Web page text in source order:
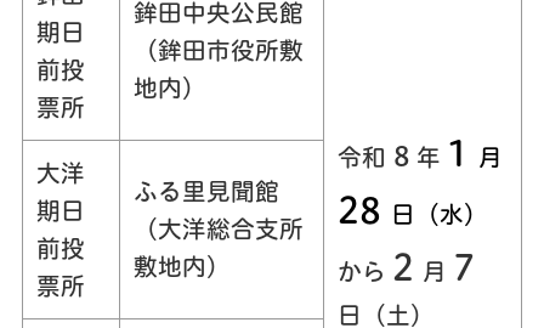
期日
前投
票所
鉾田中央公民館
（鉾田市役所敷
地内）
令和 8 年 1 月
28 日（水）
から 2 月 7
日（土）
大洋
期日
前投
票所
ふる里見聞館
（大洋総合支所
敷地内）